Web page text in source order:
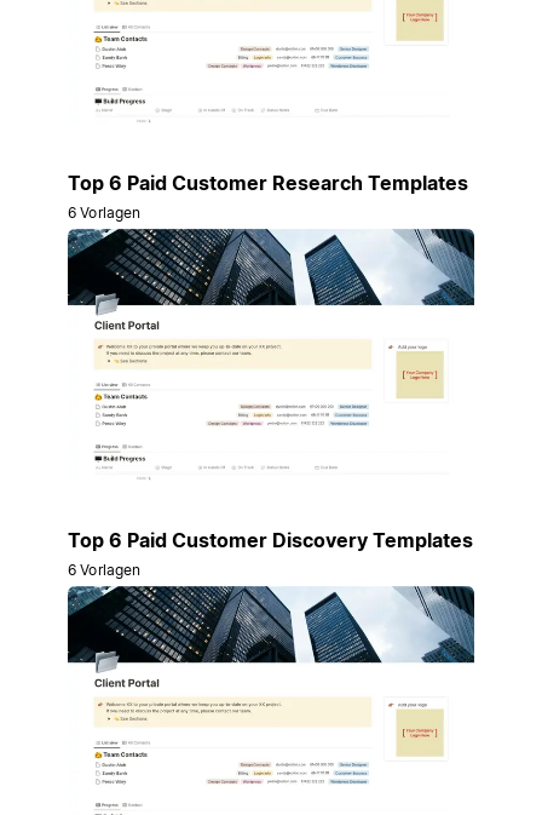
Top 6 Paid Customer Research Templates
6 Vorlagen
Top 6 Paid Customer Discovery Templates
6 Vorlagen